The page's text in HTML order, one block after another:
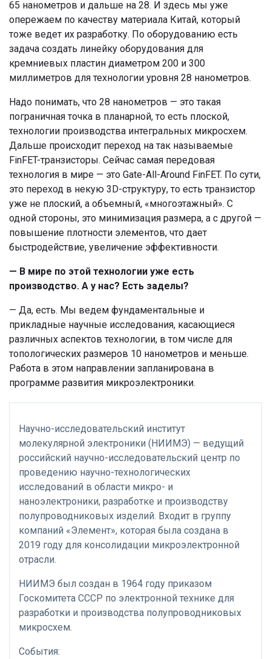
65 нанометров и дальше на 28. И здесь мы уже
опережаем по качеству материала Китай, который
тоже ведет их разработку. По оборудованию есть
задача создать линейку оборудования для
кремниевых пластин диаметром 200 и 300
миллиметров для технологии уровня 28 нанометров.
Надо понимать, что 28 нанометров — это такая
пограничная точка в планарной, то есть плоской,
технологии производства интегральных микросхем.
Дальше происходит переход на так называемые
FinFET-транзисторы. Сейчас самая передовая
технология в мире — это Gate-All-Around FinFET. По сути,
это переход в некую 3D-структуру, то есть транзистор
уже не плоский, а объемный, «многоэтажный». С
одной стороны, это минимизация размера, а с другой —
повышение плотности элементов, что дает
быстродействие, увеличение эффективности.
— В мире по этой технологии уже есть
производство. А у нас? Есть заделы?
— Да, есть. Мы ведем фундаментальные и
прикладные научные исследования, касающиеся
различных аспектов технологии, в том числе для
топологических размеров 10 нанометров и меньше.
Работа в этом направлении запланирована в
программе развития микроэлектроники.
Научно-исследовательский институт
молекулярной электроники (НИИМЭ) — ведущий
российский научно-исследовательский центр по
проведению научно-технологических
исследований в области микро- и
наноэлектроники, разработке и производству
полупроводниковых изделий. Входит в группу
компаний «Элемент», которая была создана в
2019 году для консолидации микроэлектронной
отрасли.
НИИМЭ был создан в 1964 году приказом
Госкомитета СССР по электронной технике для
разработки и производства полупроводниковых
микросхем.
События: